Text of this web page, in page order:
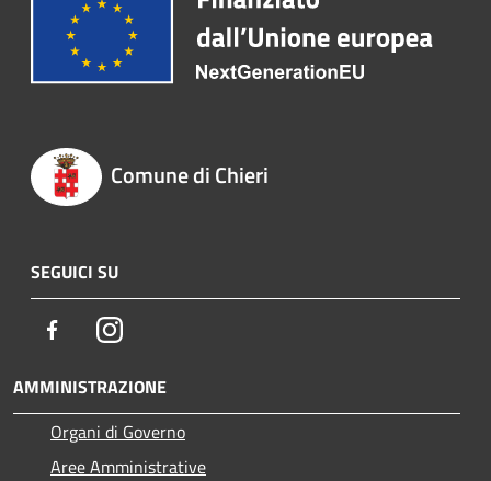
Comune di Chieri
SEGUICI SU
FacebookInstagram
AMMINISTRAZIONE
Organi di Governo
Aree Amministrative